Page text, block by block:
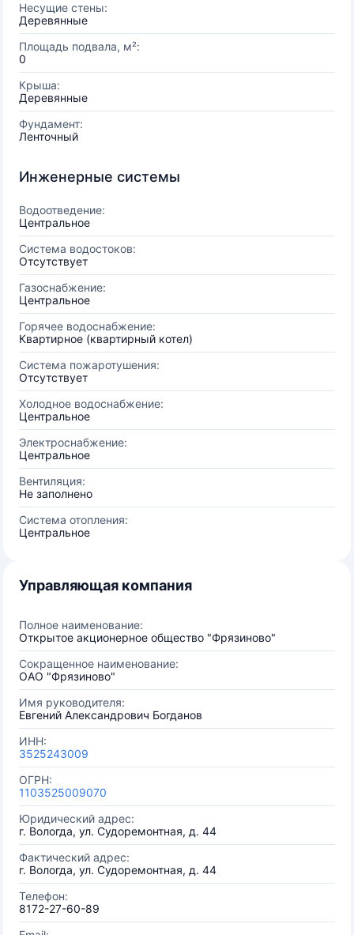
Несущие стены:
Деревянные
Площадь подвала, м²:
0
Крыша:
Деревянные
Фундамент:
Ленточный
Инженерные системы
Водоотведение:
Центральное
Система водостоков:
Отсутствует
Газоснабжение:
Центральное
Горячее водоснабжение:
Квартирное (квартирный котел)
Система пожаротушения:
Отсутствует
Холодное водоснабжение:
Центральное
Электроснабжение:
Центральное
Вентиляция:
Не заполнено
Система отопления:
Центральное
Управляющая компания
Полное наименование:
Открытое акционерное общество "Фрязиново"
Сокращенное наименование:
ОАО "Фрязиново"
Имя руководителя:
Евгений Александрович Богданов
ИНН:
3525243009
ОГРН:
1103525009070
Юридический адрес:
г. Вологда, ул. Судоремонтная, д. 44
Фактический адрес:
г. Вологда, ул. Судоремонтная, д. 44
Телефон:
8172-27-60-89